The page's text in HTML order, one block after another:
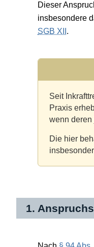
Dieser
insbesondere
SGB XII .
Seit
Praxis
wenn
Die hier
1.